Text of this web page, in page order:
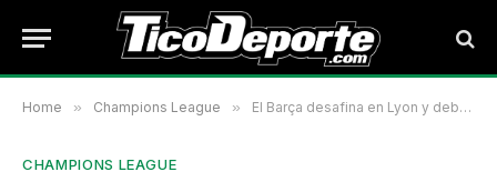
Home » Champions League » El Barça desafina en Lyon y deberá ganar en el Camp Nou
CHAMPIONS LEAGUE